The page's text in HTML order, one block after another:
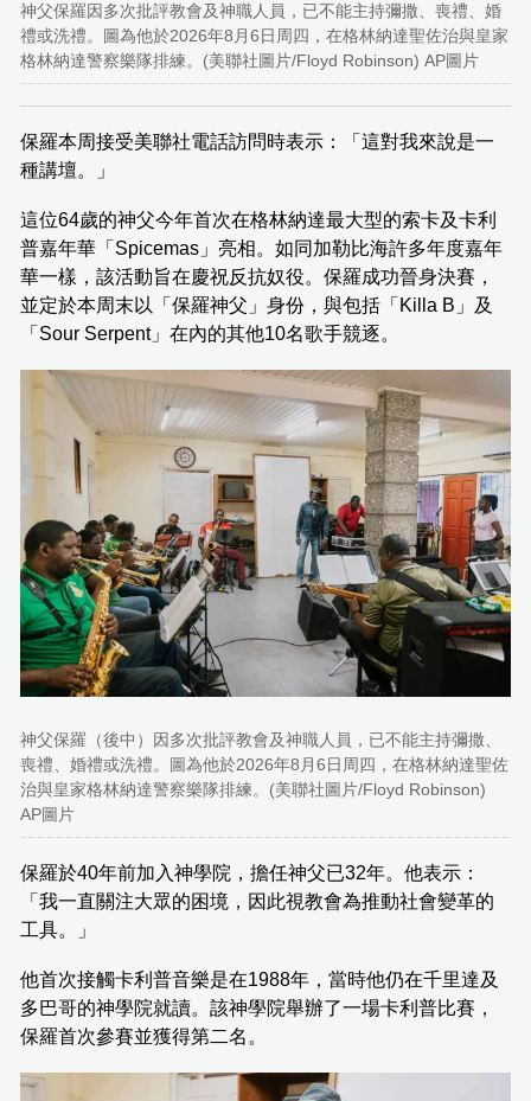
神父保羅因多次批評教會及神職人員，已不能主持彌撒、喪禮、婚
禮或洗禮。圖為他於2026年8月6日周四，在格林納達聖佐治與皇家
格林納達警察樂隊排練。(美聯社圖片/Floyd Robinson) AP圖片
保羅本周接受美聯社電話訪問時表示：「這對我來說是一
種講壇。」
這位64歲的神父今年首次在格林納達最大型的索卡及卡利
普嘉年華「Spicemas」亮相。如同加勒比海許多年度嘉年
華一樣，該活動旨在慶祝反抗奴役。保羅成功晉身決賽，
並定於本周末以「保羅神父」身份，與包括「Killa B」及
「Sour Serpent」在內的其他10名歌手競逐。
神父保羅（後中）因多次批評教會及神職人員，已不能主持彌撒、
喪禮、婚禮或洗禮。圖為他於2026年8月6日周四，在格林納達聖佐
治與皇家格林納達警察樂隊排練。(美聯社圖片/Floyd Robinson)
AP圖片
保羅於40年前加入神學院，擔任神父已32年。他表示：
「我一直關注大眾的困境，因此視教會為推動社會變革的
工具。」
他首次接觸卡利普音樂是在1988年，當時他仍在千里達及
多巴哥的神學院就讀。該神學院舉辦了一場卡利普比賽，
保羅首次參賽並獲得第二名。